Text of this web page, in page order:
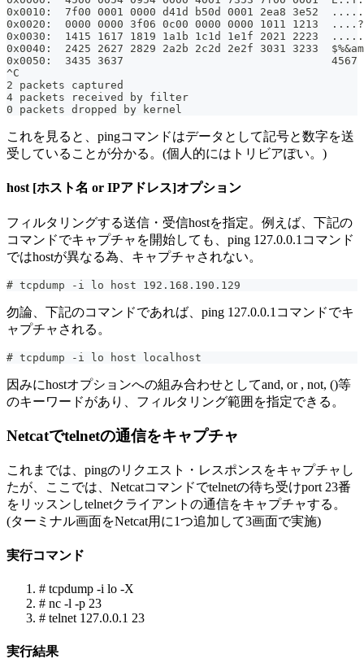
0x0010:  7f00 0001 0000 d41d b50d 0001 2ea8 3e52
0x0020:  0000 0000 3f06 0c00 0000 0000 1011 1213
0x0030:  1415 1617 1819 1a1b 1c1d 1e1f 2021 2223
0x0040:  2425 2627 2829 2a2b 2c2d 2e2f 3031 3233
0x0050:  3435 3637                                4567
^C
2 packets captured
4 packets received by filter
0 packets dropped by kernel
これを見ると、pingコマンドはデータとして記号と数字を送
受していることが分かる。(個人的にはトリビアぽい。)
host [ホスト名 or IPアドレス]オプション
フィルタリングする送信・受信hostを指定。例えば、下記の
コマンドでキャプチャを開始しても、ping 127.0.0.1コマンド
ではhostが異なる為、キャプチャされない。
# tcpdump -i lo host 192.168.190.129
勿論、下記のコマンドであれば、ping 127.0.0.1コマンドでキ
ャプチャされる。
# tcpdump -i lo host localhost
因みにhostオプションへの組み合わせとしてand, or , not, ()等
のキーワードがあり、フィルタリング範囲を指定できる。
Netcatでtelnetの通信をキャプチャ
これまでは、pingのリクエスト・レスポンスをキャプチャし
たが、ここでは、Netcatコマンドでtelnetの待ち受けport 23番
をリッスンしtelnetクライアントの通信をキャプチャする。
(ターミナル画面をNetcat用に1つ追加して3画面で実施)
実行コマンド
# tcpdump -i lo -X
# nc -l -p 23
# telnet 127.0.0.1 23
実行結果